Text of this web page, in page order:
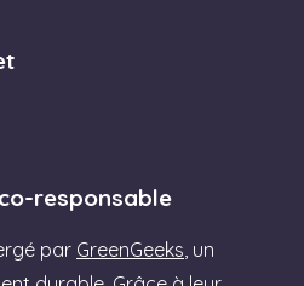
responsable
par GreenGeeks , un